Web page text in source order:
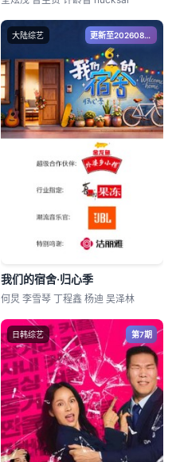
大陆综艺 更新至20260805期
我们的宿舍·归心季
何炅 李雪琴 丁程鑫 杨迪 吴泽林
日韩综艺 第7期